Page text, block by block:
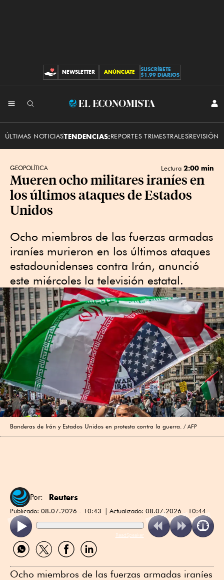
CONTRIBUCIONES
NEWSLETTER ANÚNCIATE
SUSCRÍBETE
$1.99 DIARIOS
El
ÚLTIMAS NOTICIASTENDENCIAS:REPORTES TRIMESTRALESREVISIÓN
GEOPOLÍTICA Lectura 2:00 min
Mueren ocho militares iraníes en
los últimos ataques de Estados
Unidos
Ocho miembros de las fuerzas armadas
iraníes murieron en los últimos ataques
estadounidenses contra Irán, anunció
este miércoles la televisión estatal.
Banderas de Irán y Estados Unidos en protesta contra la guerra. AFP
Por: Reuters
Publicado: 08.07.2026 - 10:43 Actualizado: 08.07.2026 - 10:44
ReadSpeaker
Compartir
por
Compartir
por
Compartir
por
Compartir
por
Ocho miembros de las fuerzas armadas iraníes